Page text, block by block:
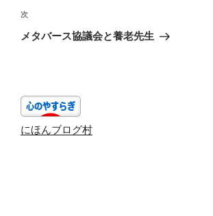
ビ
ゲ
ン
稿
次
の
次
メタバース協議会と養老先生
にほんブログ村